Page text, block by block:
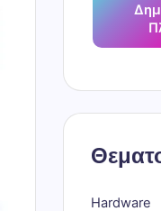
Hardware